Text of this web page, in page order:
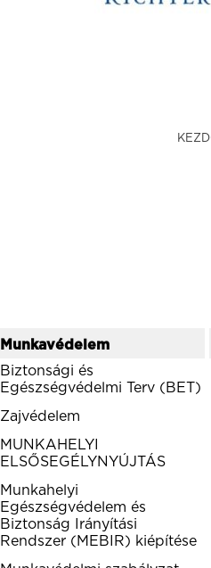
Munkavédelem
Biztonsági és
Egészségvédelmi Terv (BET)
Zajvédelem
MUNKAHELYI
ELSŐSEGÉLYNYÚJTÁS
Munkahelyi
Egészségvédelem és
Biztonság Irányítási
Rendszer (MEBIR) kiépítése